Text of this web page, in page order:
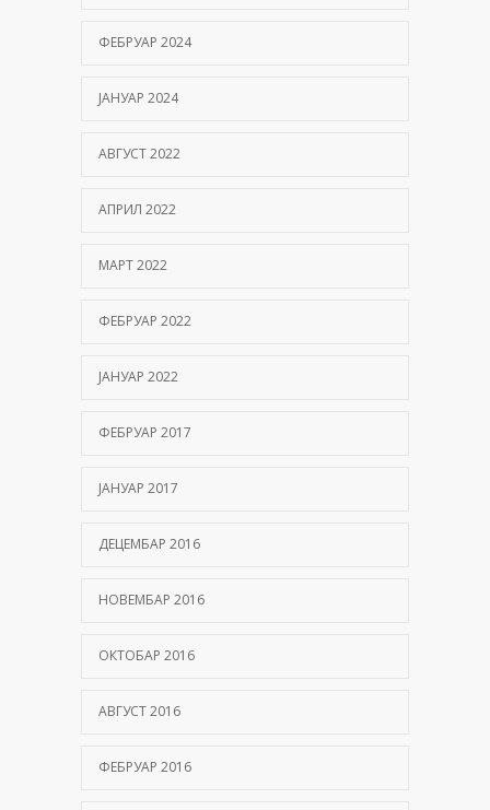
ФЕБРУАР 2024
ЈАНУАР 2024
АВГУСТ 2022
АПРИЛ 2022
МАРТ 2022
ФЕБРУАР 2022
ЈАНУАР 2022
ФЕБРУАР 2017
ЈАНУАР 2017
ДЕЦЕМБАР 2016
НОВЕМБАР 2016
ОКТОБАР 2016
АВГУСТ 2016
ФЕБРУАР 2016